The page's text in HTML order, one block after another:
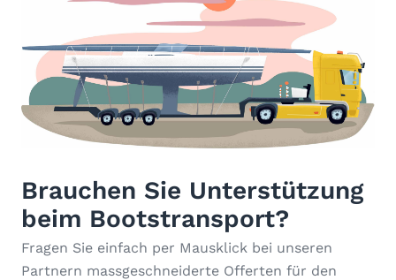
Brauchen Sie Unterstützung
beim Bootstransport?
Fragen Sie einfach per Mausklick bei unseren
Partnern massgeschneiderte Offerten für den